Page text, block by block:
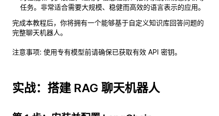
任务。非常适合需要大规模、稳健而高效的语言表示的应用。
完成本教程后，你将拥有一个能够基于自定义知识库回答问题的
完整聊天机器人。
注意事项: 使用专有模型前请确保已获取有效 API 密钥。
实战：搭建 RAG 聊天机器人